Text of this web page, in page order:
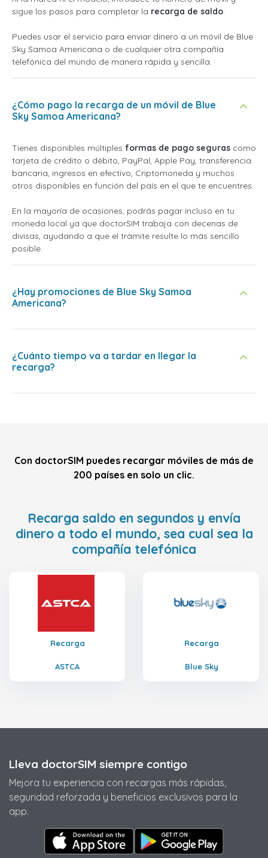
sigue los pasos para completar la recarga de saldo.
Puedes usar el servicio para enviar dinero a un móvil de Blue
Sky Samoa Americana o de cualquier otra compañía
telefónica del mundo de manera rápida y sencilla.
¿Cómo pago la recarga de un móvil de Blue
Sky Samoa Americana?
Tienes disponibles múltiples formas de pago seguras como
tarjeta de crédito o débito, PayPal, Apple Pay, transferencia
bancaria, ingresos en efectivo, Criptomoneda y muchos
otros disponibles en función del país en el que te encuentres.
En la mayoría de ocasiones, podrás pagar incluso en tu
moneda local ya que doctorSIM trabaja con decenas de
divisas, ayudando a que el trámite resulte lo más sencillo
posible.
¿Hay promociones de Blue Sky Samoa
Americana?
¿Cuánto tiempo va a tardar en llegar la
recarga?
Con doctorSIM puedes recargar móviles de más de
200 países en solo un clic.
Recarga saldo en segundos y envía
dinero a todo el mundo, sea cual sea la
compañía telefónica
Recarga
ASTCA
Recarga
Blue Sky
Lleva doctorSIM siempre contigo
Mejora tu experiencia con recargas más rápidas,
seguridad reforzada y beneficios exclusivos para la
app.